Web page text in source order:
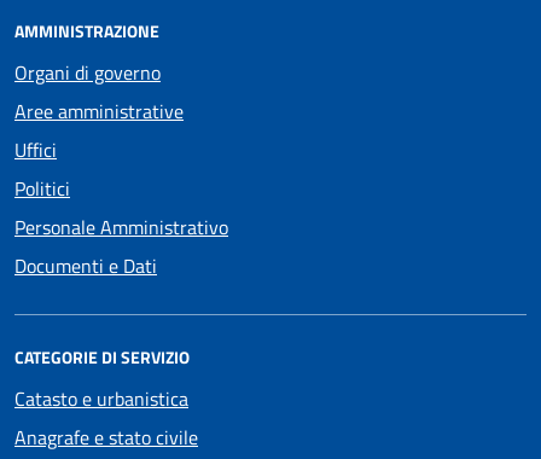
AMMINISTRAZIONE
Organi di governo
Aree amministrative
Uffici
Politici
Personale Amministrativo
Documenti e Dati
CATEGORIE DI SERVIZIO
Catasto e urbanistica
Anagrafe e stato civile